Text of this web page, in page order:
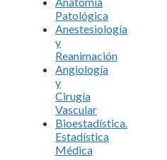
Patológica
Anestesiología
y
Reanimación
Angiología
y
Cirugía
Vascular
Bioestadística.
Estadística
Médica